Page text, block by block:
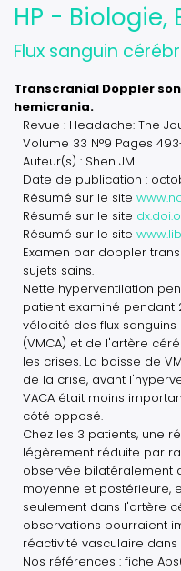
HP - Biologie,
Flux sanguin
Transcranial Doppler
hemicrania.
Revue : Headache: The
Volume 33 N°9 Pages
Auteur(s) : Shen JM.
Date de publication :
Résumé sur le site
Résumé sur le site
Résumé sur le site
Examen par doppler
sujets sains.
Nette hyperventilation
patient examiné pendant
vélocité des flux
(VMCA) et de l'artère
les crises. La baisse de
de la crise, avant
VACA était moins
côté opposé.
Chez les 3 patients, une
légèrement réduite par
observée bilatéralement
moyenne et postérieure,
seulement dans l'artère
observations pourraient
réactivité vasculaire dans
Nos références : fiche